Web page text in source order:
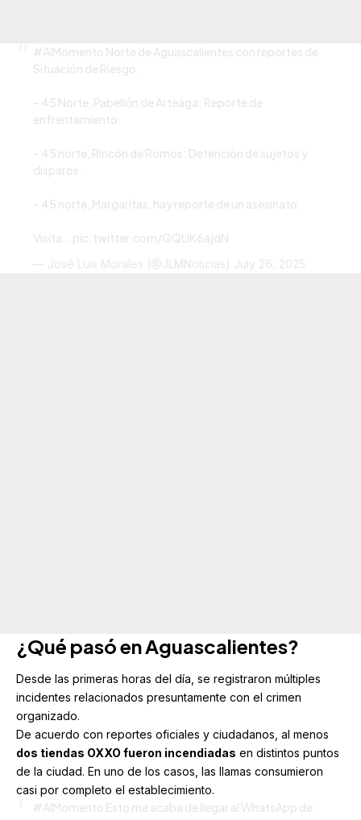
#AlMomento Norte de Aguascalientes con reportes de
Situación de Riesgo.
– 45 Norte, Pabellón de Arteaga: Reporte de
enfrentamiento.
– 45 norte, Rincón de Romos: Detención de sujetos y
disparos.
– 45 norte, Margaritas, hay reporte de un asesinato.
Visita… pic.twitter.com/GQLIK6ajdN
— José Luis Morales (@JLMNoticias) July 26, 2025
¿Qué pasó en Aguascalientes?
Desde las primeras horas del día, se registraron múltiples
incidentes relacionados presuntamente con el crimen
organizado.
De acuerdo con reportes oficiales y ciudadanos , al menos
dos tiendas OXXO fueron incendiadas en distintos puntos
de la ciudad. En uno de los casos, las llamas consumieron
casi por completo el establecimiento.
#AlMomento Esto me acaba de llegar al WhatsApp de